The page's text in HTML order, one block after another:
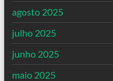
agosto 2025
julho 2025
junho 2025
maio 2025